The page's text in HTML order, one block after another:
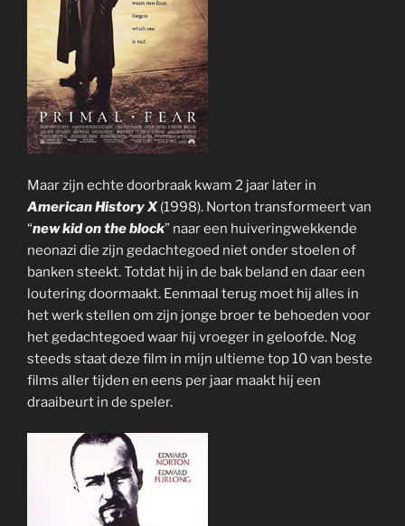
Maar zijn echte doorbraak kwam 2 jaar later in
American History X (1998). Norton transformeert van
“new kid on the block” naar een huiveringwekkende
neonazi die zijn gedachtegoed niet onder stoelen of
banken steekt. Totdat hij in de bak beland en daar een
loutering doormaakt. Eenmaal terug moet hij alles in
het werk stellen om zijn jonge broer te behoeden voor
het gedachtegoed waar hij vroeger in geloofde. Nog
steeds staat deze film in mijn ultieme top 10 van beste
films aller tijden en eens per jaar maakt hij een
draaibeurt in de speler.